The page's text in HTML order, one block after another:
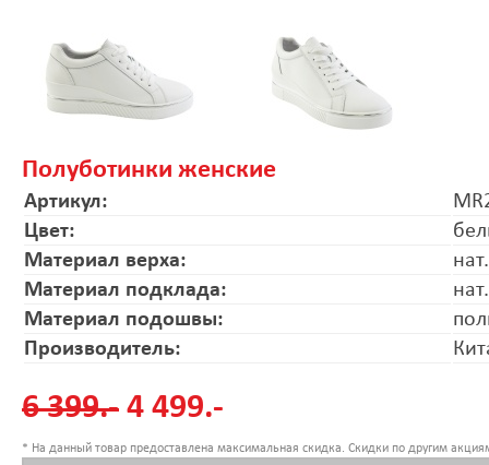
Полуботинки женские
Артикул:
Цвет:
Материал верха:
Материал подклада:
Материал подошвы:
Производитель:
6 399.- 4 499.-
* На данный товар предоставлена максимальная скидка. Скидки по другим